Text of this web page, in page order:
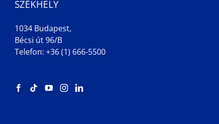
SZÉKHELY
1034 Budapest,
Bécsi út 96/B
Telefon: +36 (1) 666-5500